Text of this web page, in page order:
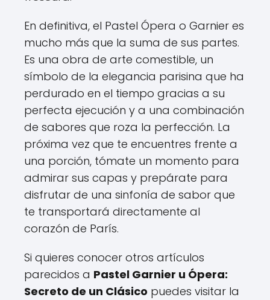
En definitiva, el Pastel Ópera o Garnier es
mucho más que la suma de sus partes.
Es una obra de arte comestible, un
símbolo de la elegancia parisina que ha
perdurado en el tiempo gracias a su
perfecta ejecución y a una combinación
de sabores que roza la perfección. La
próxima vez que te encuentres frente a
una porción, tómate un momento para
admirar sus capas y prepárate para
disfrutar de una sinfonía de sabor que
te transportará directamente al
corazón de París.
Si quieres conocer otros artículos
parecidos a Pastel Garnier u Ópera:
Secreto de un Clásico puedes visitar la